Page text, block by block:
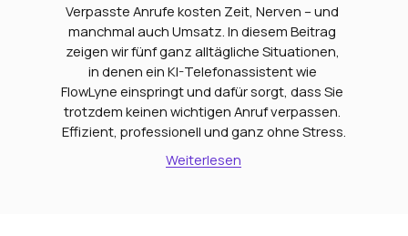
Verpasste Anrufe kosten Zeit, Nerven – und
manchmal auch Umsatz. In diesem Beitrag
zeigen wir fünf ganz alltägliche Situationen,
in denen ein KI-Telefonassistent wie
FlowLyne einspringt und dafür sorgt, dass Sie
trotzdem keinen wichtigen Anruf verpassen.
Effizient, professionell und ganz ohne Stress.
Weiterlesen